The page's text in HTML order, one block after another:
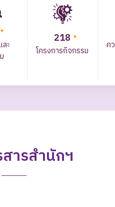
+
ะ
218 +
โครงการกิจกรรม
ค
ารสำนักฯ